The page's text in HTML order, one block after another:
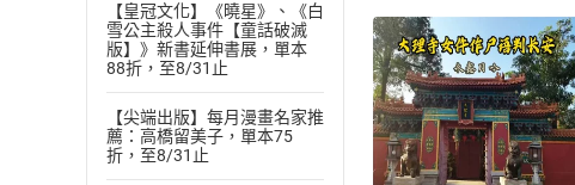
【皇冠文化】《曉星》、《白
雪公主殺人事件【童話破滅
版】》新書延伸書展，單本
88折，至8/31止
【尖端出版】每月漫畫名家推
薦：高橋留美子，單本75
折，至8/31止
付款方式